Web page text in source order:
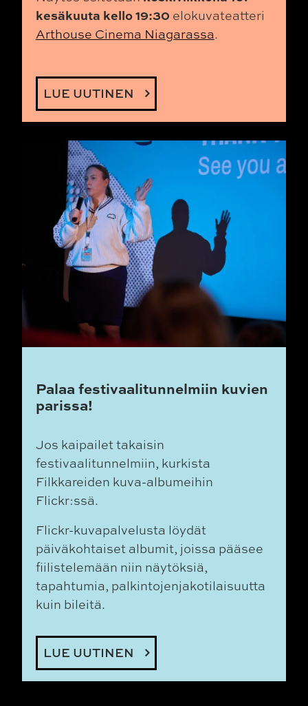
kesäkuuta kello 19:30 elokuvateatteri
Arthouse Cinema Niagarassa.
LUE UUTINEN
Palaa festivaalitunnelmiin kuvien
parissa!
Jos kaipailet takaisin
festivaalitunnelmiin, kurkista
Filkkareiden kuva-albumeihin
Flickr:ssä.
Flickr-kuvapalvelusta löydät
päiväkohtaiset albumit, joissa pääsee
fiilistelemään niin näytöksiä,
tapahtumia, palkintojenjakotilaisuutta
kuin bileitä.
LUE UUTINEN